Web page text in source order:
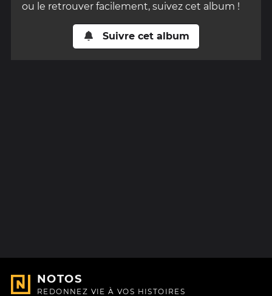
ou le retrouver facilement, suivez cet album !
Suivre cet album
NOTOS
REDONNEZ VIE À VOS HISTOIRES